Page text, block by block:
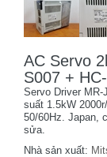
AC Servo
S007 +
Servo Driver MR-
suất 1.5kW
50/60Hz. Japan,
sửa.
Nhà sản xuất: